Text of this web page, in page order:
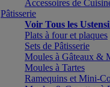
Accessoires de
Pâtisserie
Voir Tous les
Plats à four et plaques
Sets de Pâtisserie
Moules à Gâteaux &
Moules à Tartes
Ramequins et Mini-